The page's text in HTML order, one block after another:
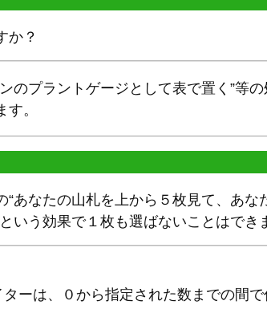
か？
のプラントゲージとして表で置く”等
。
“あなたの山札を上から５枚見て、あ
いう効果で１枚も選ばないことはでき
ターは、０から指定された数までの間